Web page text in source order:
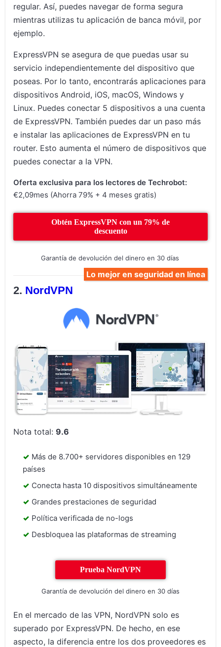
regular. Así, puedes navegar de forma segura
mientras utilizas tu aplicación de banca móvil, por
ejemplo.
ExpressVPN se asegura de que puedas usar su
servicio independientemente del dispositivo que
poseas. Por lo tanto, encontrarás aplicaciones para
dispositivos Android, iOS, macOS, Windows y
Linux. Puedes conectar 5 dispositivos a una cuenta
de ExpressVPN. También puedes dar un paso más
e instalar las aplicaciones de ExpressVPN en tu
router. Esto aumenta el número de dispositivos que
puedes conectar a la VPN.
Oferta exclusiva para los lectores de Techrobot:
€2,09mes (Ahorra 79% + 4 meses gratis)
Obtén ExpressVPN con un 79% de
descuento
Garantía de devolución del dinero en 30 días
Lo mejor en seguridad en línea
NordVPN
Nota total:9.6
Más de 8.700+ servidores disponibles en 129
países
Conecta hasta 10 dispositivos simultáneamente
Grandes prestaciones de seguridad
Política verificada de no-logs
Desbloquea las plataformas de streaming
Prueba NordVPN
Garantía de devolución del dinero en 30 días
En el mercado de las VPN, NordVPN solo es
superado por ExpressVPN. De hecho, en ese
aspecto, la diferencia entre los dos proveedores es